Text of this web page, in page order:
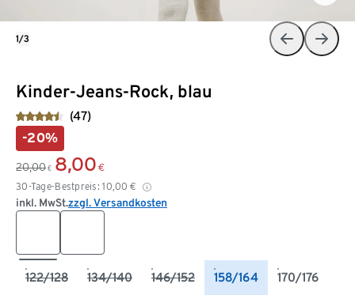
Kinder-Jeans-Rock, blau
(47)
-20%
20,00 € 8,00 €
30-Tage-Bestpreis: 10,00 €
inkl. MwSt.zzgl. Versandkosten
122/128 134/140 146/152 158/164 170/176
1/3